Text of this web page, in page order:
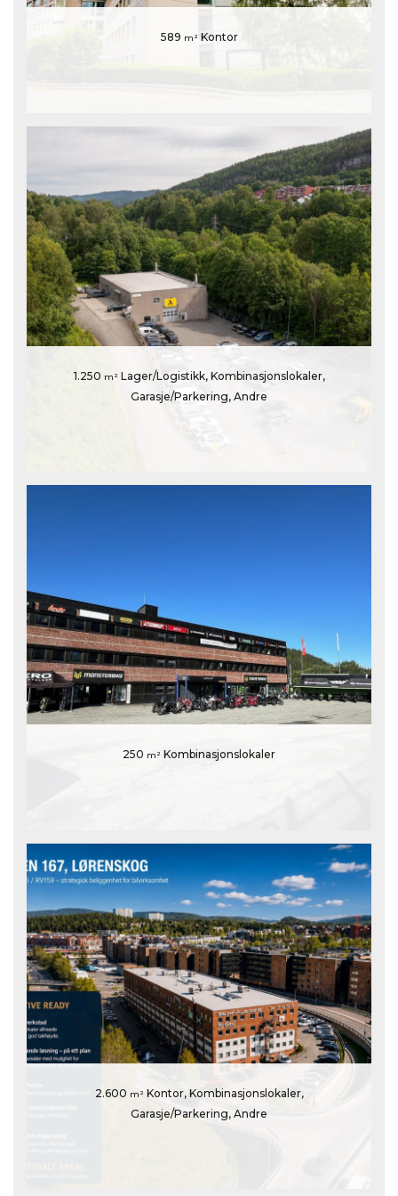
589 m² Kontor
1.250 m² Lager/Logistikk, Kombinasjonslokaler,
Garasje/Parkering, Andre
250 m² Kombinasjonslokaler
2.600 m²Kontor, Kombinasjonslokaler,
Garasje/Parkering, Andre